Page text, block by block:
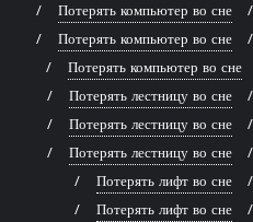
Потерять компьютер во сне
Потерять компьютер во сне
Потерять компьютер во сне
Потерять лестницу во сне
Потерять лестницу во сне
Потерять лестницу во сне
Потерять лифт во сне
Потерять лифт во сне